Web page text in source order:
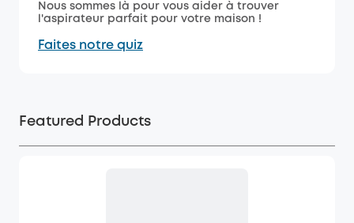
Nous sommes là pour vous aider à trouver
l'aspirateur parfait pour votre maison !
Faites notre quiz
Featured Products